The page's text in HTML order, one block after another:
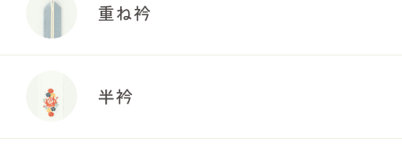
重ね衿
半衿